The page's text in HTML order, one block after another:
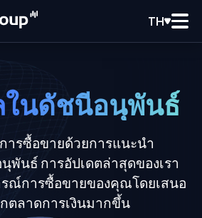
TH
ในดัชนีอนุพันธ์
รซื้อขายด้วยการแนะนำ
พันธ์ การอัปเดตล่าสุดของเรา
ณ์การซื้อขายของคุณโดยเสนอ
ตลาดการเงินมากขึ้น